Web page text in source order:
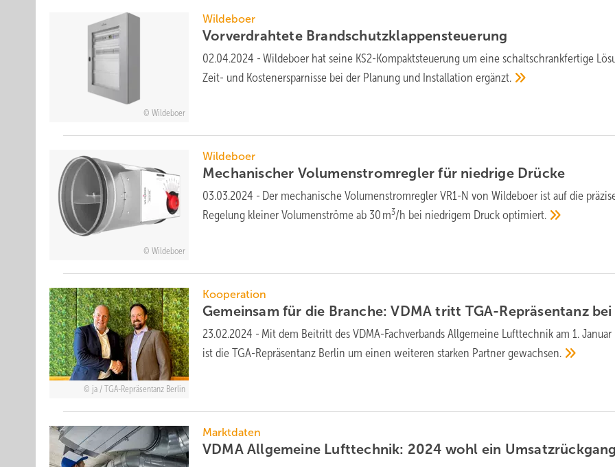
Wildeboer
Wildeboer
Vorverdrahtete Brandschutzklappensteuerung
02.04.2024 - Wildeboer hat seine KS2-Kom­pakt­steu­e­rung um eine schalt­schrank­fer­ti­ge
Zeit- und Kosten­er­spar­nis­se bei der Pla­nung und In­stal­la­tioner­gänzt.
Wildeboer
Wildeboer
Mechanischer Volumen­strom­regler für niedrige Drücke
03.03.2024 - Der mecha­nische Volumen­strom­regler VR1-N von Wildeboer ist auf die
Regelung kleiner Volumen­ströme ab 30 m3/h bei niedrigem Druckoptimiert.
ja / TGA-Repräsentanz Berlin
Kooperation
Gemeinsam für die Branche: VDMA tritt TGA-Repräsentanz bei
23.02.2024 - Mit dem Beitritt des VDMA-Fachverbands Allgemeine Lufttechnik am 1. Januar
ist die TGA-Repräsentanz Berlin um einen weiteren starken Partnergewachsen.
Marktdaten
VDMA Allgemeine Luft­technik: 2024 wohl ein Umsatz­rückgang